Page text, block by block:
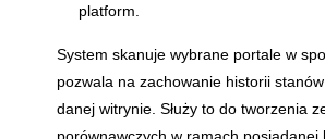
platform.
System skanuje wybrane portale w
pozwala na zachowanie historii
danej witrynie. Służy to do tworzenia